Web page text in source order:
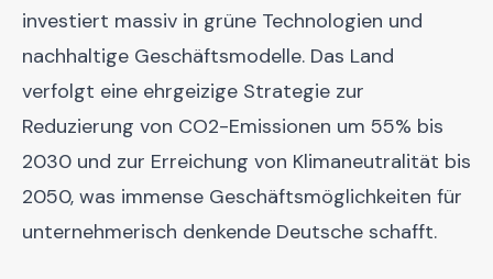
investiert massiv in grüne Technologien und
nachhaltige Geschäftsmodelle. Das Land
verfolgt eine ehrgeizige Strategie zur
Reduzierung von CO2-Emissionen um 55% bis
2030 und zur Erreichung von Klimaneutralität bis
2050, was immense Geschäftsmöglichkeiten für
unternehmerisch denkende Deutsche schafft.